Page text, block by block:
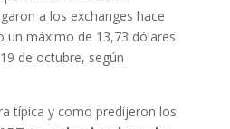
a los exchanges hace
un máximo de 13,73 dólares
de octubre, según
típica y como predijeron los